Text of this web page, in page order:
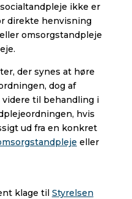
ikke er
direkte henvisning
omsorgstandpleje
der synes at høre
dog af
til behandling i
hvis
ud fra en konkret
eller
klage til Styrelsen